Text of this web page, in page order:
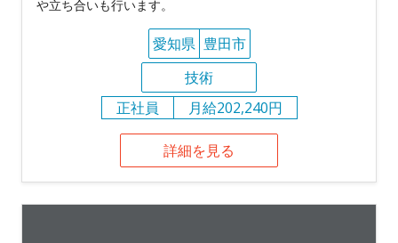
や立ち合いも行います。
愛知県 豊田市
技術
正社員
月給202,240円
詳細を見る